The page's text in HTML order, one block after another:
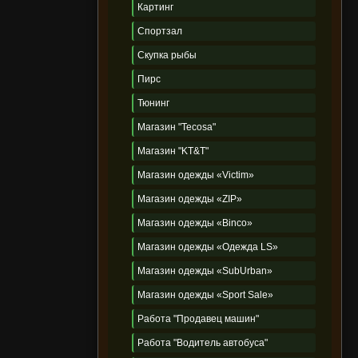
Картинг
Спортзал
Скупка рыбы
Пирс
Тюнинг
Магазин "Tecosa"
Магазин "KT&T"
Магазин одежды «Victim»
Магазин одежды «ZIP»
Магазин одежды «Binco»
Магазин одежды «Одежда LS»
Магазин одежды «SubUrban»
Магазин одежды «Sport Sale»
Работа "Продавец машин"
Работа "Водитель автобуса"